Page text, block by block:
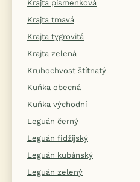
Krajta písmenková
Krajta tmavá
Krajta tygrovitá
Krajta zelená
Kruhochvost štítnatý
Kuňka obecná
Kuňka východní
Leguán černý
Leguán fidžijský
Leguán kubánský
Leguán zelený